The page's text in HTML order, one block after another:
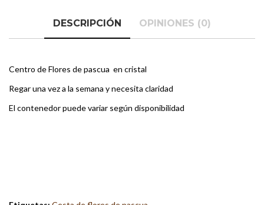
DESCRIPCIÓN OPINIONES (0)
Centro de Flores de pascua en cristal
Regar una vez a la semana y necesita claridad
El contenedor puede variar según disponibilidad